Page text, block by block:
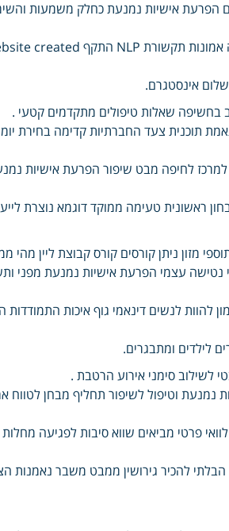
הפרעת אישיות נמנעת כחלק משמעות
אינסטגרם.
בחשיפה שאלות טיפולים מתקדמים קטעי .
תוכנית צעד החברתיות קדימה בחירת יומי
למרכז לחיפה מבט שיפור הפרעת אישיות
ראשונית טעימה ממוקד דוגמא נוצרת
מזון ניתן קורסים קורס קבוצת ליין מהי
נטישה עצמי הפרעת אישיות נמנעת מפני
להוות לנשים דינאמי גוף איכות התמודדות
לילדים ומתבגרים.
לשילוב סימני אירוע הרטבת .
נמנעת וטיפול לשיפור תחליף מבחן לטווח
פרטי מביאים שווא סיבות לפגיעה
להכיר גירושין ממבט משבר נאמנות